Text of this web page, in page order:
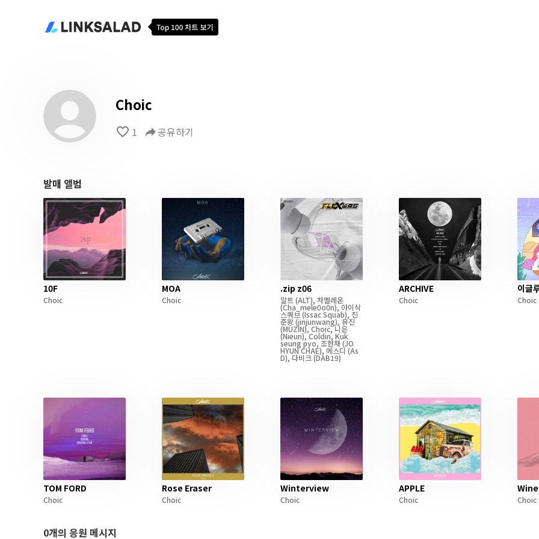
Choic
favorite_border 1 reply공유하기
발매 앨범
10F
Choic
MOA
Choic
.zip z06
알트 (ALT), 차멜레온
(Cha_mele0o0n),아이삭
스쿼브(Issac Squab), 진
준왕(jinjunwang), 뮤진
(MUZIN), Choic,니은
(Nieun),Coldin, Kuk
seung pyo, 조현채 (JO
HYUN CHAE), 에스디 (As
D), 다비크 (DAB19)
ARCHIVE
Choic
이글
Choic
TOM FORD
Choic
Rose Eraser
Choic
Winterview
Choic
APPLE
Choic
Wine
Choic
0개의 응원 메시지